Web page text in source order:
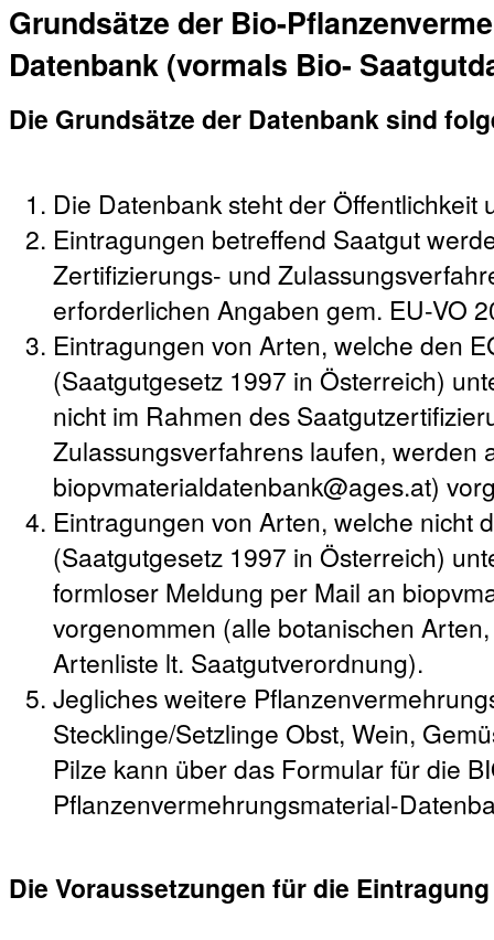
Grundsätze der Bio-
Datenbank (vormals Bio-
Die Grundsätze der Datenbank sind
Die Datenbank steht der Öffentlichkeit
Eintragungen betreffend Saatgut
Zertifizierungs- und
erforderlichen Angaben gem. EU-VO
Eintragungen von Arten, welche den
(Saatgutgesetz 1997 in Österreich)
nicht im Rahmen des
Zulassungsverfahrens laufen, werden
biopvmaterialdatenbank@ages.at)
Eintragungen von Arten, welche nicht
(Saatgutgesetz 1997 in Österreich)
formloser Meldung per Mail an
vorgenommen (alle botanischen
Artenliste lt. Saatgutverordnung).
Jegliches weitere
Stecklinge/Setzlinge Obst, Wein,
Pilze kann über das Formular für die
Pflanzenvermehrungsmaterial-
Die Voraussetzungen für die